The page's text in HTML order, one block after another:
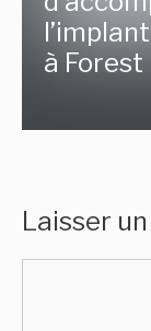
à Forest
Laisser